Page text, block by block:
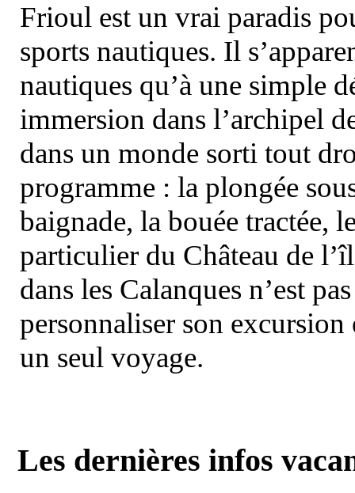
Frioul est un vrai paradis
sports nautiques. Il
nautiques qu’à une simple
immersion dans l’archipel
dans un monde sorti tout
programme : la plongée
baignade, la bouée tractée,
particulier du Château de
dans les Calanques n’est
personnaliser son
un seul voyage.
Les dernières infos